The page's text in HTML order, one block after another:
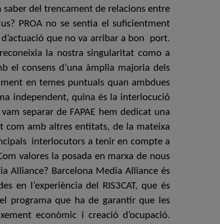
saber del trencament de relacions entre
PROA no se sentia el suficientment
que no va arribar a bon port.
la nostra singularitat como a
el consens d’una àmplia majoria dels
en temes puntuals quan ambdues
independent, quina és la interlocució
separar de FAPAE hem dedicat una
com amb altres entitats, de la mateixa
interlocutors a tenir en compte a
valores la posada en marxa de nous
Alliance? Barcelona Media Alliance és
en l’experiència del RIS3CAT, que és
el programa que ha de garantir que les
econòmic i creació d’ocupació.